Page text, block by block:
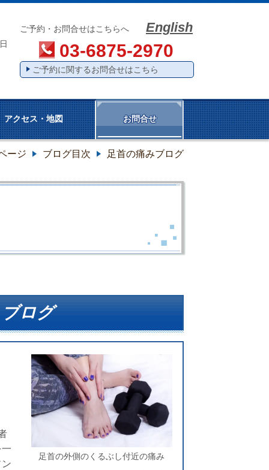
ご予約・お問合せはこちらへ English
03-6875-2970
ご予約に関するお問合せはこちら
アクセス・地図 お問合せ
ージ ブログ目次 足首の痛みブログ
ログ
足首の外側のくるぶし付近の痛み